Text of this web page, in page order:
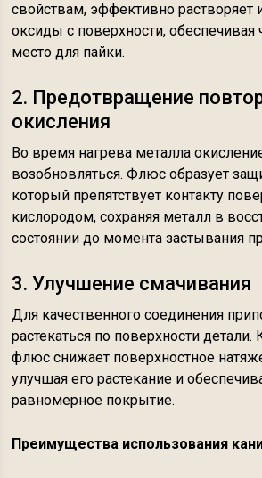
свойствам, эффективно растворяет
оксиды с поверхности, обеспечивая
место для пайки.
2. Предотвращение
окисления
Во время нагрева металла
возобновляться. Флюс образует
который препятствует контакту
кислородом, сохраняя металл в
состоянии до момента застывания
3. Улучшение смачивания
Для качественного соединения
растекаться по поверхности
флюс снижает поверхностное
улучшая его растекание и
равномерное покрытие.
Преимущества использования